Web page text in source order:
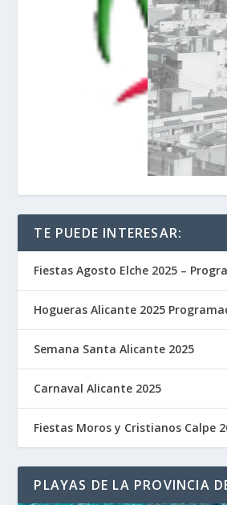
TE PUEDE INTERESAR:
Fiestas Agosto Elche 2025 –
Hogueras Alicante 2025
Semana Santa Alicante 2025
Carnaval Alicante 2025
Fiestas Moros y Cristianos Calpe
PLAYAS DE LA PROVINCIA